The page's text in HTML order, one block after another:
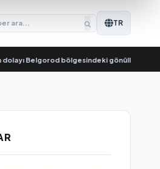
TR
Belgorod bölgesindeki gönüllülere teşekkür